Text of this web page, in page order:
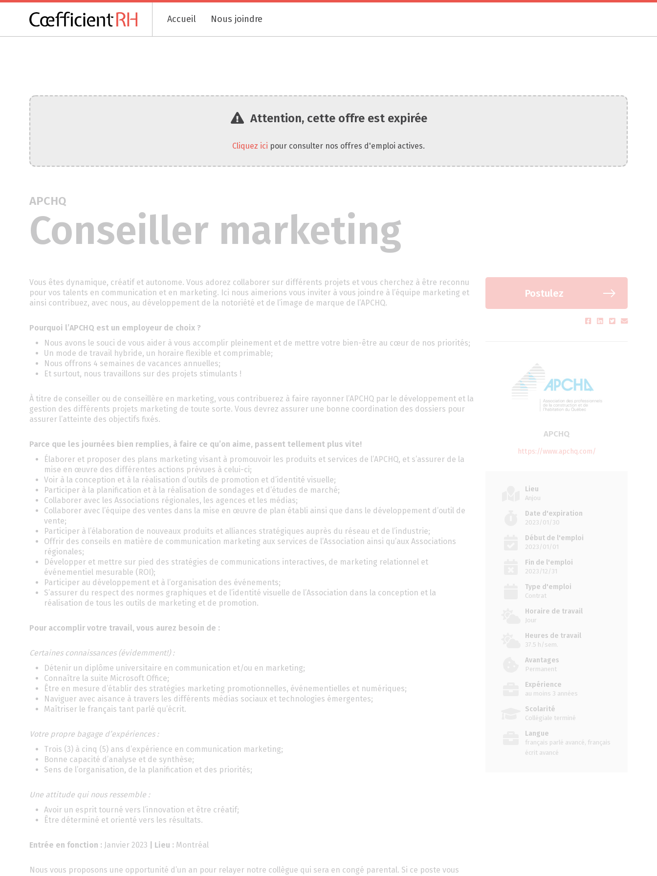
Accueil Nous joindre
Attention, cette offre est expirée
Cliquez ici pour consulter nos offres d'emploi actives.
APCHQ
Conseiller marketing
Vous êtes dynamique, créatif et autonome. Vous adorez collaborer sur différents projets et vous cherchez à être reconnu
pour vos talents en communication et en marketing. Ici nous aimerions vous inviter à vous joindre à l’équipe marketing et
ainsi contribuez, avec nous, au développement de la notoriété et de l’image de marque de l’APCHQ.
Pourquoi l’APCHQ est un employeur de choix ?
Nous avons le souci de vous aider à vous accomplir pleinement et de mettre votre bien-être au cœur de nos priorités;
Un mode de travail hybride, un horaire flexible et comprimable;
Nous offrons 4 semaines de vacances annuelles;
Et surtout, nous travaillons sur des projets stimulants !
À titre de conseiller ou de conseillère en marketing, vous contribuerez à faire rayonner l’APCHQ par le développement et la
gestion des différents projets marketing de toute sorte. Vous devrez assurer une bonne coordination des dossiers pour
assurer l’atteinte des objectifs fixés.
Parce que les journées bien remplies, à faire ce qu’on aime, passent tellement plus vite!
Élaborer et proposer des plans marketing visant à promouvoir les produits et services de l’APCHQ, et s’assurer de la
mise en œuvre des différentes actions prévues à celui-ci;
Voir à la conception et à la réalisation d’outils de promotion et d’identité visuelle;
Participer à la planification et à la réalisation de sondages et d’études de marché;
Collaborer avec les Associations régionales, les agences et les médias;
Collaborer avec l’équipe des ventes dans la mise en œuvre de plan établi ainsi que dans le développement d’outil de
vente;
Participer à l’élaboration de nouveaux produits et alliances stratégiques auprès du réseau et de l’industrie;
Offrir des conseils en matière de communication marketing aux services de l’Association ainsi qu’aux Associations
régionales;
Développer et mettre sur pied des stratégies de communications interactives, de marketing relationnel et
événementiel mesurable (ROI);
Participer au développement et à l’organisation des événements;
S’assurer du respect des normes graphiques et de l’identité visuelle de l’Association dans la conception et la
réalisation de tous les outils de marketing et de promotion.
Pour accomplir votre travail, vous aurez besoin de :
Certaines connaissances (évidemment!) :
Détenir un diplôme universitaire en communication et/ou en marketing;
Connaître la suite Microsoft Office;
Être en mesure d’établir des stratégies marketing promotionnelles, événementielles et numériques;
Naviguer avec aisance à travers les différents médias sociaux et technologies émergentes;
Maîtriser le français tant parlé qu’écrit.
Votre propre bagage d’expériences :
Trois (3) à cinq (5) ans d’expérience en communication marketing;
Bonne capacité d’analyse et de synthèse;
Sens de l’organisation, de la planification et des priorités;
Une attitude qui nous ressemble :
Avoir un esprit tourné vers l’innovation et être créatif;
Être déterminé et orienté vers les résultats.
Entrée en fonction : Janvier 2023 | Lieu : Montréal
Nous vous proposons une opportunité d’un an pour relayer notre collègue qui sera en congé parental. Si ce poste vous
Postulez
APCHQ
https://www.apchq.com/
Lieu
Anjou
Date d'expiration
2023/01/30
Début de l'emploi
2023/01/01
Fin de l'emploi
2023/12/31
Type d'emploi
Contrat
Horaire de travail
Jour
Heures de travail
37.5 h/sem.
Avantages
Permanent
Expérience
au moins 3 années
Scolarité
Collégiale terminé
Langue
français parlé avancé, français
écrit avancé